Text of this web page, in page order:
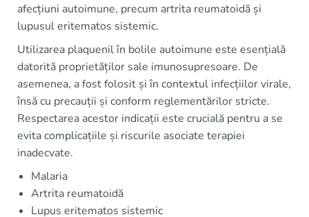
afecțiuni autoimune, precum artrita reumatoidă și
lupusul eritematos sistemic.
Utilizarea plaquenil în bolile autoimune este esențială
datorită proprietăților sale imunosupresoare. De
asemenea, a fost folosit și în contextul infecțiilor virale,
însă cu precauții și conform reglementărilor stricte.
Respectarea acestor indicații este crucială pentru a se
evita complicațiile și riscurile asociate terapiei
inadecvate.
Malaria
Artrita reumatoidă
Lupus eritematos sistemic